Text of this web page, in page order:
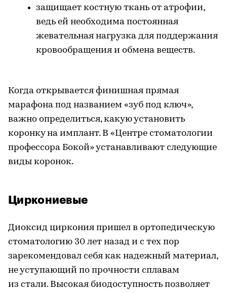
защищает костную ткань от атрофии,
ведь ей необходима постоянная
жевательная нагрузка для поддержания
кровообращения и обмена веществ.
Когда открывается финишная прямая
марафона под названием «зуб под ключ»,
важно определиться, какую установить
коронку на имплант. В «Центре стоматологии
профессора Бокой» устанавливают следующие
виды коронок.
Циркониевые
Диоксид циркония пришел в ортопедическую
стоматологию 30 лет назад и с тех пор
зарекомендовал себя как надежный материал,
не уступающий по прочности сплавам
из стали. Высокая биодоступность позволяет